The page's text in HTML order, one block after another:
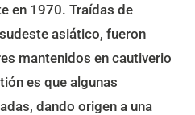
en 1970. Traídas de
asiático, fueron
mantenidos en cautiverio
es que algunas
dando origen a una